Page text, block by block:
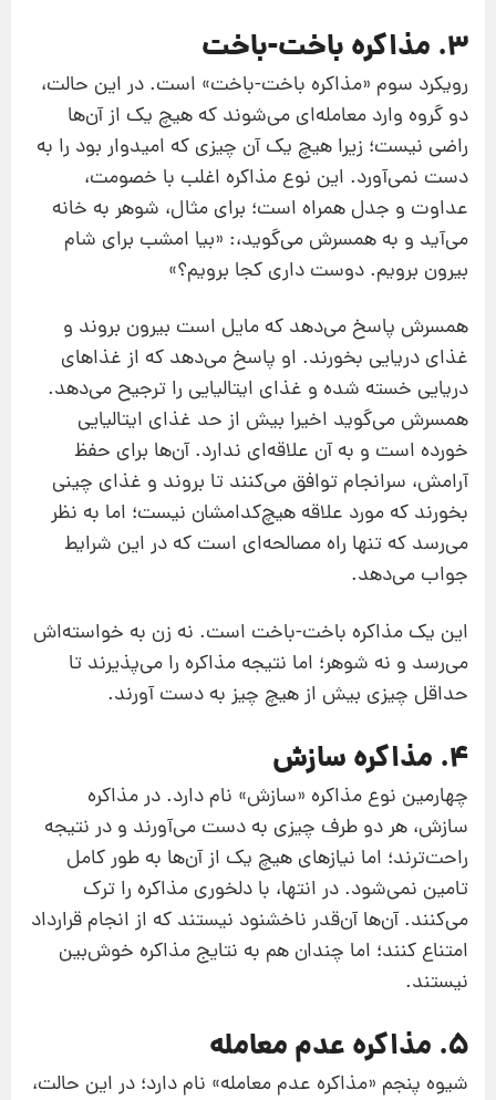
3. مذاکره باخت-باخت
رویکرد سوم «مذاکره باخت-باخت» است. در این حالت،
دو گروه وارد معامله‌ای می‌شوند که هیچ‌ یک از آن‌ها
راضی نیست؛ زیرا هیچ‌ یک آن چیزی که امیدوار بود را به
دست نمی‌آورد. این نوع مذاکره اغلب با خصومت،
عداوت و جدل همراه است؛ برای مثال،‌ شوهر به خانه
می‌آید و به همسرش می‌گوید،: «بیا امشب برای شام
بیرون برویم. دوست داری کجا برویم؟»
همسرش پاسخ می‌دهد که مایل است بیرون بروند و
غذای دریایی بخورند. او پاسخ می‌دهد که از غذاهای
دریایی خسته شده و غذای ایتالیایی را ترجیح می‌دهد.
همسرش می‌گوید اخیرا بیش از حد غذای ایتالیایی
خورده است و به آن علاقه‌ای ندارد. آن‌ها برای حفظ
آرامش،‌ سرانجام توافق می‌کنند تا بروند و غذای چینی
بخورند که مورد علاقه هیچ‌کدامشان نیست؛ اما به نظر
می‌رسد که تنها راه مصالحه‌ای است که در این شرایط
جواب می‌دهد.
این یک مذاکره باخت-باخت است. نه زن به خواسته‌اش
می‌رسد و نه شوهر؛ اما نتیجه مذاکره را می‌پذیرند تا
حداقل چیزی بیش از هیچ‌ چیز به دست آورند.
4. مذاکره سازش
چهارمین نوع مذاکره «سازش» نام دارد. در مذاکره
سازش،‌ هر دو طرف چیزی به دست می‌آورند و در نتیجه
راحت‌ترند؛ اما نیازهای هیچ‌ یک از آن‌ها به طور کامل
‌تامین نمی‌شود. در انتها، با دلخوری مذاکره را ترک
می‌کنند. آن‌ها آن‌قدر ناخشنود نیستند که از انجام قرارداد
امتناع کنند؛ اما چندان هم به نتایج مذاکره خوش‌بین
نیستند.
5. مذاکره عدم معامله
شیوه پنجم «مذاکره عدم معامله» نام دارد؛ در این حالت،